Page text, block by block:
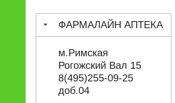
ФАРМАЛАЙН АПТЕКА
м.Римская
Рогожский Вал 15
8(495)255-09-25
доб.04